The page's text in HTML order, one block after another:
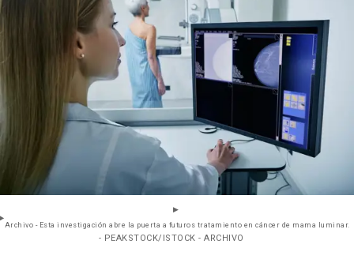
Archivo - Esta investigación abre la puerta a futuros tratamiento en cáncer de mama luminar.
- PEAKSTOCK/ISTOCK - ARCHIVO